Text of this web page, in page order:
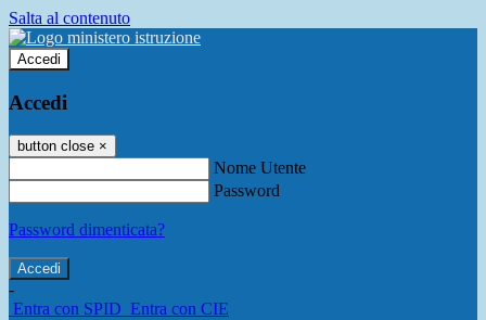
Salta al contenuto
Accedi
Accedi
button close ×
Nome Utente
Password
Password dimenticata?
-
Entra con SPID Entra con CIE